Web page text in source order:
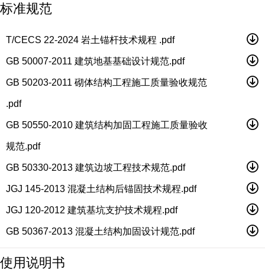
标准规范
T/CECS 22-2024 岩土锚杆技术规程 .pdf
GB 50007-2011 建筑地基基础设计规范.pdf
GB 50203-2011 砌体结构工程施工质量验收规范
.pdf
GB 50550-2010 建筑结构加固工程施工质量验收
规范.pdf
GB 50330-2013 建筑边坡工程技术规范.pdf
JGJ 145-2013 混凝土结构后锚固技术规程.pdf
JGJ 120-2012 建筑基坑支护技术规程.pdf
GB 50367-2013 混凝土结构加固设计规范.pdf
使用说明书